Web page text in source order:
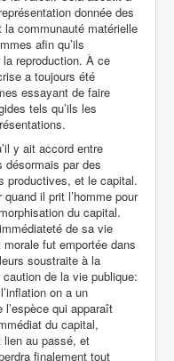
donnée des
communauté matérielle
afin qu’ils
reproduction. À ce
a toujours été
essayant de faire
tels qu’ils les
y ait accord entre
désormais par des
productives, et le capital.
il prit l’homme pour
du capital.
de sa vie
fut emportée dans
soustraite à la
de la vie publique:
on a un
qui apparaît
du capital,
lien au passé, et
finalement tout